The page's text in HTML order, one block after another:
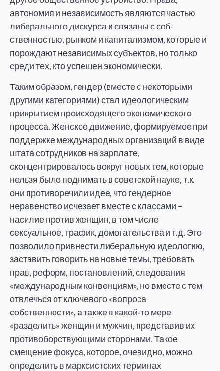
автономия и независимость являются частью
либерального дискурса и связаны с соб­
ственностью, рынком и капитализмом, которые и
порождают независимых субъектов, но только
среди тех, кто успешен экономически.
Таким образом, гендер (вместе с некоторыми
другими категориями) стал идеологическим
прикрытием происходящего экономического
процесса. Женское движение, формируемое при
поддержке международных организаций в виде
штата сотрудников на зарплате,
сконцентрировалось вокруг новых тем, которые
нельзя было поднимать в советской науке, т.к.
они противоречили идее, что гендерное
неравенство исчезает вместе с классами –
насилие против женщин, в том числе
сексуальное, трафик, домогательства и т.д. Это
позволило привнести либеральную идеологию,
заставить говорить на новые темы, требовать
прав, реформ, постановлений, следования
«международным конвенциям», но вместе с тем
отвлечься от ключевого «вопроса
собственности», а также в какой-то мере
«разделить» женщин и мужчин, представив их
противоборствующими сторонами. Такое
смещение фокуса, которое, очевидно, можно
определить в марксистских терминах